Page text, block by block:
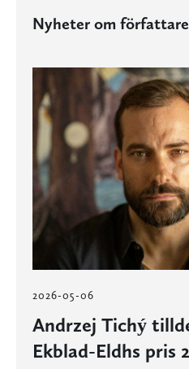
Nyheter om
2026-05-06
Andrzej Tichý
Ekblad-Eldhs pris